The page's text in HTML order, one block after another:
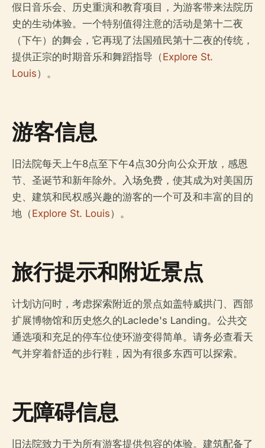
假日音乐会、历史重演和教育项目，为游客带来法院历
史的生动体验。一个特别值得注意的活动是第十二夜
（下午）的舞会，它再现了法国殖民第十二夜的传统，
提供正宗的时期音乐和舞蹈指导（Explore St.
Louis）。
游客信息
旧法院每天上午8点至下午4点30分向公众开放，感恩
节、圣诞节和新年除外。入场免费，使其成为对美国历
史、建筑和民权感兴趣的游客的一个可及和丰富的目的
地（Explore St. Louis）。
旅行提示和附近景点
计划访问时，考虑探索附近的景点如盖特威拱门、西部
扩展博物馆和历史悠久的Laclede's Landing。公共交
通选项和充足的停车位使环游变得简单。请务必查看天
气并穿着舒适的步行鞋，因为有很多东西可以探索。
无障碍信息
旧法院致力于为所有游客提供包容的体验。建筑配备了